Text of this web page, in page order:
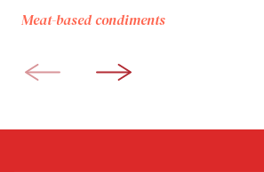
Meat-based condiments